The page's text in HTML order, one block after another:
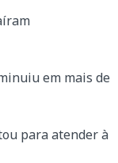
em mais de
para atender à